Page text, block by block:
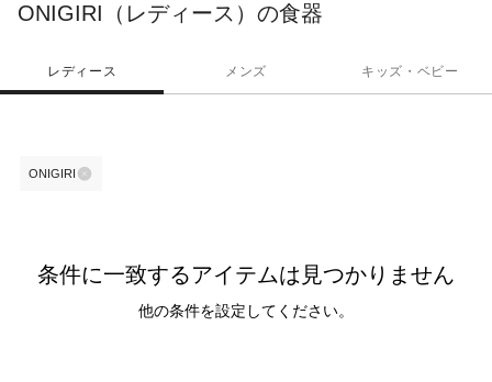
ONIGIRI（レディース）の食器
レディース メンズ キッズ・ベビー
ONIGIRI
条件に一致するアイテムは見つかりません
他の条件を設定してください。